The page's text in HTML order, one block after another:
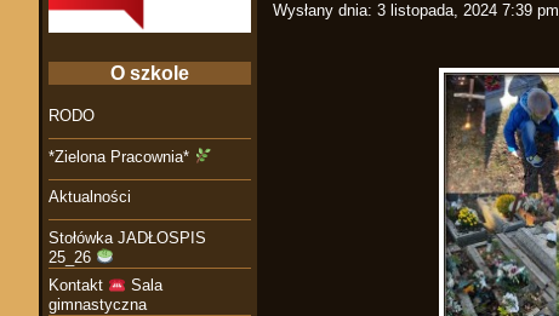
Wysłany dnia: 3 listopada, 2024 7:39 pm
O szkole
RODO
*Zielona Pracownia*
Aktualności
Stołówka JADŁOSPIS
25_26
Kontakt
Sala
gimnastyczna